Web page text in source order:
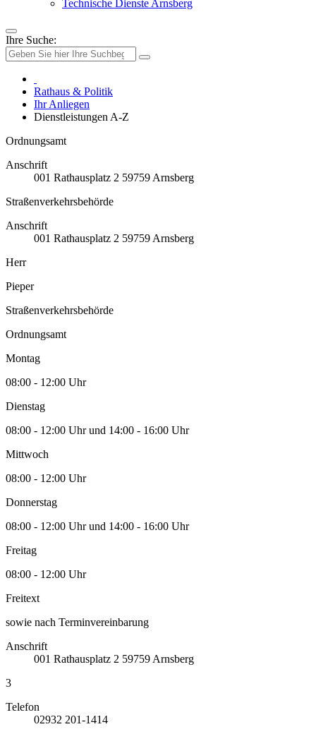
Technische Dienste Arnsberg
Ihre Suche:
Rathaus & Politik
Ihr Anliegen
Dienstleistungen A-Z
Ordnungsamt
Anschrift
001 Rathausplatz 2 59759 Arnsberg
Straßenverkehrsbehörde
Anschrift
001 Rathausplatz 2 59759 Arnsberg
Herr
Pieper
Straßenverkehrsbehörde
Ordnungsamt
Montag
08:00 - 12:00 Uhr
Dienstag
08:00 - 12:00 Uhr und 14:00 - 16:00 Uhr
Mittwoch
08:00 - 12:00 Uhr
Donnerstag
08:00 - 12:00 Uhr und 14:00 - 16:00 Uhr
Freitag
08:00 - 12:00 Uhr
Freitext
sowie nach Terminvereinbarung
Anschrift
001 Rathausplatz 2 59759 Arnsberg
3
Telefon
02932 201-1414